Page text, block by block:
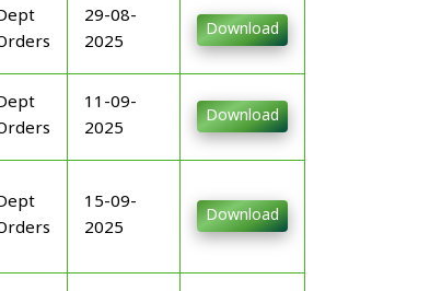
29-08-
2025
Download
11-09-
2025
Download
15-09-
2025
Download